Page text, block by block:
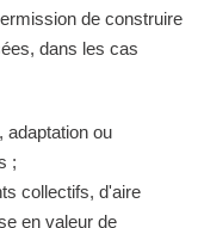
de construire
dans les cas
adaptation ou
;
collectifs, d'aire
en valeur de